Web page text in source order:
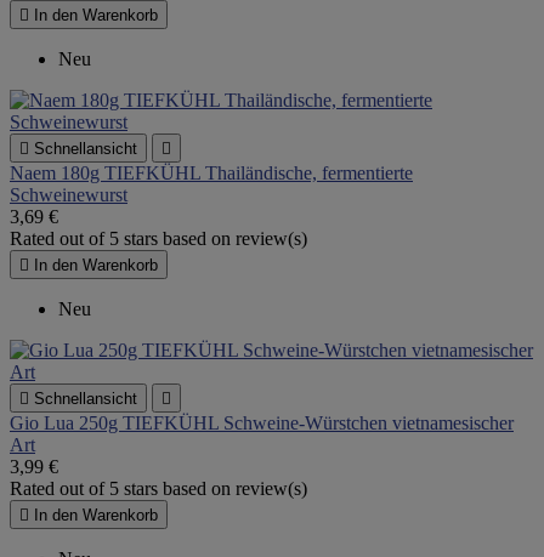
 In den Warenkorb
Neu
 Schnellansicht 
Naem 180g TIEFKÜHL Thailändische, fermentierte
Schweinewurst
3,69 €
Rated out of 5 stars based on review(s)
 In den Warenkorb
Neu
 Schnellansicht 
Gio Lua 250g TIEFKÜHL Schweine-Würstchen vietnamesischer
Art
3,99 €
Rated out of 5 stars based on review(s)
 In den Warenkorb